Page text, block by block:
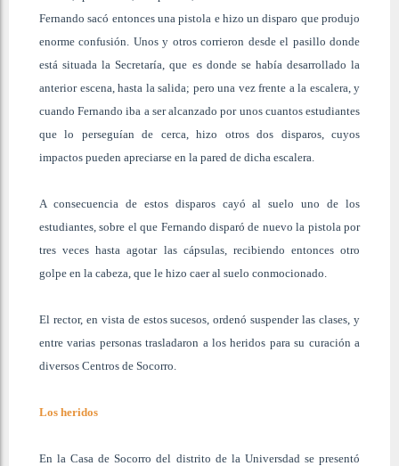
Fernando sacó entonces una pistola e hizo un disparo que produjo
enorme confusión. Unos y otros corrieron desde el pasillo donde
está situada la Secretaría, que es donde se había desarrollado la
anterior escena, hasta la salida; pero una vez frente a la escalera, y
cuando Fernando iba a ser alcanzado por unos cuantos estudiantes
que lo perseguían de cerca, hizo otros dos disparos, cuyos
impactos pueden apreciarse en la pared de dicha escalera.
A consecuencia de estos disparos cayó al suelo uno de los
estudiantes, sobre el que Fernando disparó de nuevo la pistola por
tres veces hasta agotar las cápsulas, recibiendo entonces otro
golpe en la cabeza, que le hizo caer al suelo conmocionado.
El rector, en vista de estos sucesos, ordenó suspender las clases, y
entre varias personas trasladaron a los heridos para su curación a
diversos Centros de Socorro.
Los heridos
En la Casa de Socorro del distrito de la Universdad se presentó